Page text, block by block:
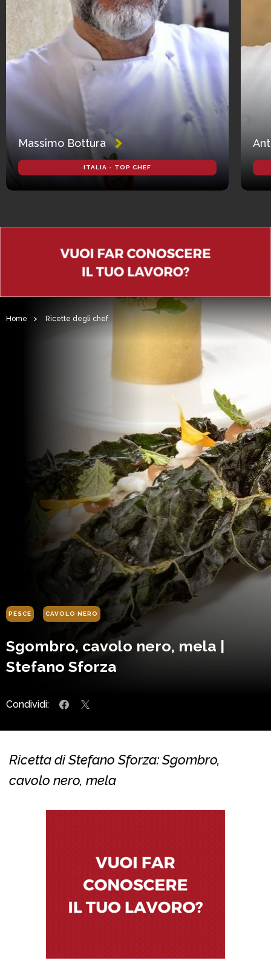
Massimo Bottura
ITALIA - TOP CHEF
Home > Ricette degli chef
PESCE CAVOLO NERO
Sgombro, cavolo nero, mela |
Stefano Sforza
Condividi:
Ricetta di Stefano Sforza: Sgombro,
cavolo nero, mela